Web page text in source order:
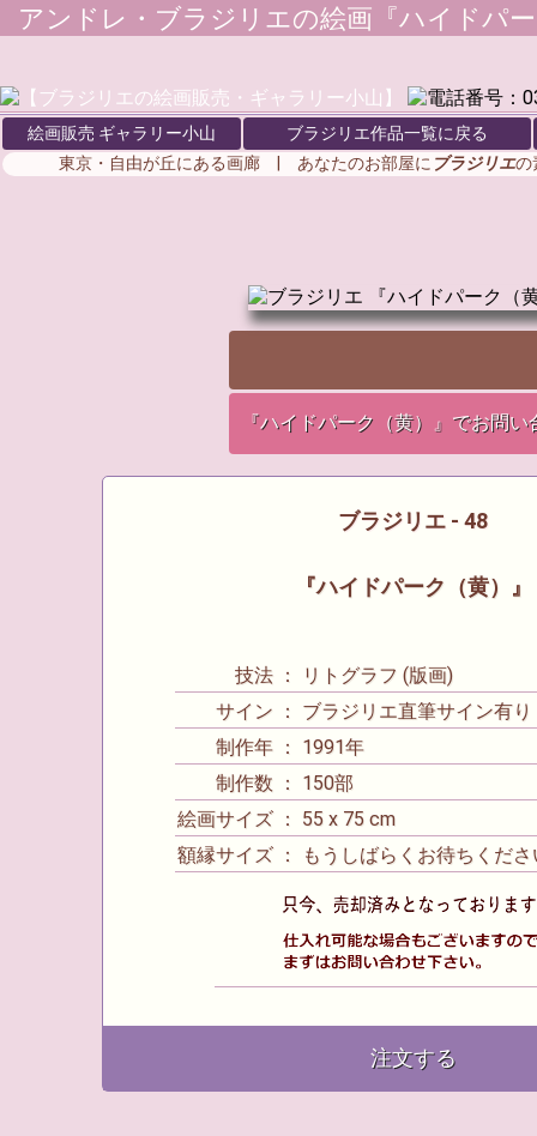
アンドレ・ブラジリエの絵画『ハイドパ
絵画販売 ギャラリー小山
ブラジリエ作品一覧に戻る
東京・自由が丘にある画廊 | あなたのお部屋に ブラジリエの
『ハイドパーク（黄）』でお問い
ブラジリエ - 48
『ハイドパーク（黄）』
技法 ： リトグラフ (版画)
サイン ： ブラジリエ直筆サイン有り
制作年 ： 1991年
制作数 ： 150部
絵画サイズ ： 55 x 75 cm
額縁サイズ ： もうしばらくお待ちくだ
注文する